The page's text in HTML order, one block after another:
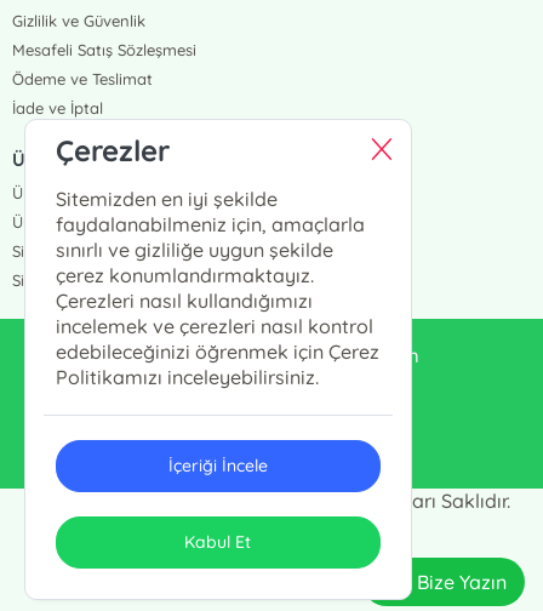
Gizlilik ve Güvenlik
Mesafeli Satış Sözleşmesi
Ödeme ve Teslimat
İade ve İptal
ÜYELİK VE SİPARİŞ
Üye Girişi
Üye Ol
Sipariş Takip
Siparişlerim
enduluskitabevi@gmail.com
Endülüs Kültür Merkezi © 2024 - Tüm Hakları Saklıdır.
Tasarım & Uygulama
Bize Yazın
Çerezler
Sitemizden en iyi şekilde
faydalanabilmeniz için, amaçlarla
sınırlı ve gizliliğe uygun şekilde
çerez konumlandırmaktayız.
Çerezleri nasıl kullandığımızı
incelemek ve çerezleri nasıl kontrol
edebileceğinizi öğrenmek için Çerez
Politikamızı inceleyebilirsiniz.
İçeriği İncele
Kabul Et